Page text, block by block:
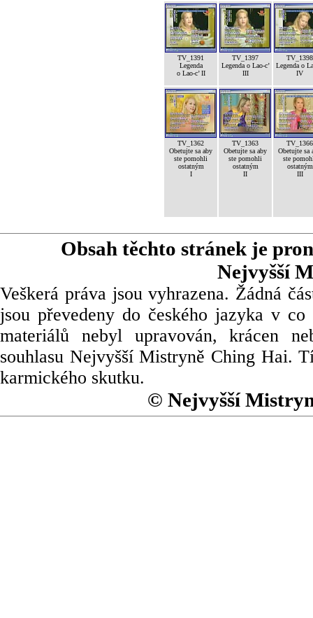
TV_1391
Legenda
o Lao-c’ II
TV_1397
Legenda o Lao-c’
III
TV_1398
Legenda o
IV
TV_1362
Obetujte sa aby
ste pomohli
ostatným
I
TV_1363
Obetujte sa aby
ste pomohli
ostatným
II
TV_1366
Obetujte sa
ste
ostatným
III
Obsah těchto stránek je
Nejvyšší
Veškerá práva jsou vyhrazena. Žádná
jsou převedeny do českého jazyka v
materiálů nebyl upravován, krácen
souhlasu Nejvyšší Mistryně Ching Hai.
karmického skutku.
© Nejvyšší